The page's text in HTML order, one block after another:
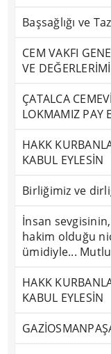
Başsağlığı ve
CEM VAKFI
VE
ÇATALCA
LOKMAMIZ PAY
HAKK
KABUL EYLESİN
Birliğimiz ve
İnsan
hakim olduğu
ümidiyle...
HAKK
KABUL EYLESİN